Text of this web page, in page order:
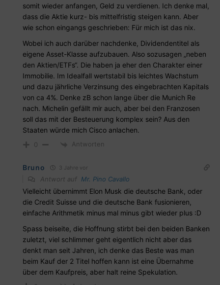
somit wieder anfangen, Geld zu verdienen. Ich denke mal,
dass die Aktie kurz- bis mittelfristig steigen kann. Aber
wie schon eingangs geschrieben: Für mich ist das nix.
Wobei ich auch darüber nachdenke, Dividendentitel als
eigene Asset-Klasse aufzubauen. Also sozusagen „neben
den Aktien/ETFs“. Die haben ja eher den Charakter einer
Immobilie. Im Idealfall wertstabil bis leichtes Wachstum
und dazu jährliche Verzinsung des eingebrachten Kapitals
von ca 4%. Denke zB schon lange über die Munich Re
nach. Michelin gefällt mir auch, aber bei den Franzosen
soll das mit der Besteuerung komplex sein? Aus den
Staaten würde mich Cisco anlachen.
0 Antworten
Bruno 3 Jahre vor
Antwort auf Mr. Pino Cavallo
Vielleicht übernimmt Elon Musk die deutsche Bank, oder
die Credit Suisse und die deutsche Bank fusionieren,
einfache Arithmetik minus mal minus gibt wieder plus :D
Spass beiseite, die Hoffnung stirbt bei den beiden Banken
zuletzt, viel schlimmer geht eigentlich nicht aber das
denkt man seit Jahren, ich denke das Beste was man
beim Kauf der 2 Titel hoffen kann ist eine Übernahme
über dem Kaufpreis, aber halt reine Spekulation.